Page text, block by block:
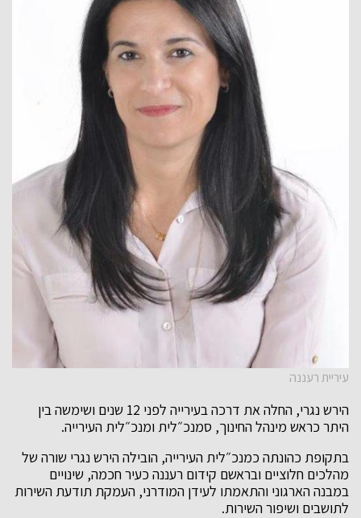
עיריית רעננה
הירש נגרי, החלה את דרכה בעירייה לפני 12 שנים ושימשה בין
היתר כראש מינהל החינוך, סמנכ״לית ומנכ״לית העירייה.
בתקופת כהונתה כמנכ״לית העירייה, הובילה הירש נגרי שורה של
מהלכים חלוציים ובראשם קידום רעננה כעיר חכמה, שינויים
במבנה הארגוני והתאמתו לעידן המודרני, העמקת תודעת השירות
לתושבים ושיפור השירות.